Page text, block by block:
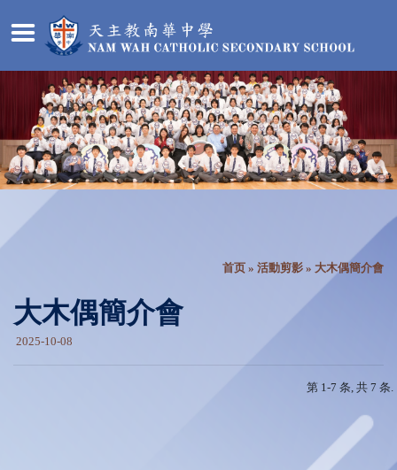
首页 » 活動剪影 » 大木偶簡介會
大木偶簡介會
2025-10-08
第 1-7 条, 共 7 条.